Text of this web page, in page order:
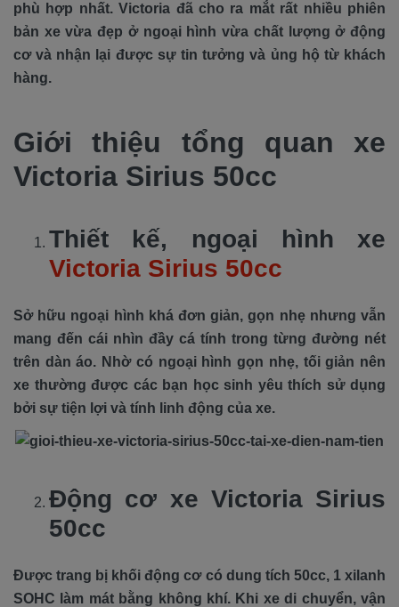
phù hợp nhất. Victoria đã cho ra mắt rất nhiều phiên
bản xe vừa đẹp ở ngoại hình vừa chất lượng ở động
cơ và nhận lại được sự tin tưởng và ủng hộ từ khách
hàng.
Giới thiệu tổng quan xe
Victoria Sirius 50cc
Thiết kế, ngoại hình xe
Victoria Sirius 50cc
Sở hữu ngoại hình khá đơn giản, gọn nhẹ nhưng vẫn
mang đến cái nhìn đầy cá tính trong từng đường nét
trên dàn áo. Nhờ có ngoại hình gọn nhẹ, tối giản nên
xe thường được các bạn học sinh yêu thích sử dụng
bởi sự tiện lợi và tính linh động của xe.
Động cơ xe Victoria Sirius
50cc
Được trang bị khối động cơ có dung tích 50cc, 1 xilanh
SOHC làm mát bằng không khí. Khi xe di chuyển, vận